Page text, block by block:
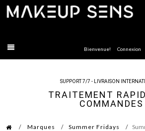
Bienvenue! Connexion
SUPPORT 7/7 - LIVRAISON
TRAITEMENT
COMMANDES
Marques Summer Fridays